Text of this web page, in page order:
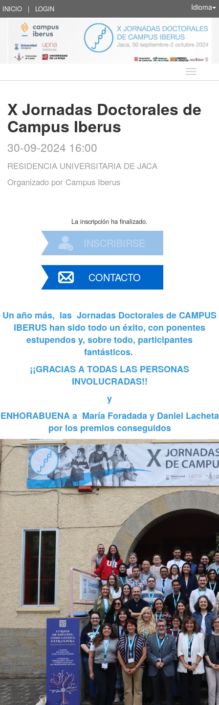
INICIO | LOGIN Idioma
Idioma
X Jornadas Doctorales de
Campus Iberus
30-09-2024 16:00
RESIDENCIA UNIVERSITARIA DE JACA
Organizado por Campus Iberus
La inscripción ha finalizado.
INSCRIBIRSE
CONTACTO
Un año más, las Jornadas Doctorales de CAMPUS
IBERUS han sido todo un éxito, con ponentes
estupendos y, sobre todo, participantes
fantásticos.
¡¡GRACIAS A TODAS LAS PERSONAS
INVOLUCRADAS!!
y
ENHORABUENA a María Foradada y Daniel Lacheta
por los premios conseguidos